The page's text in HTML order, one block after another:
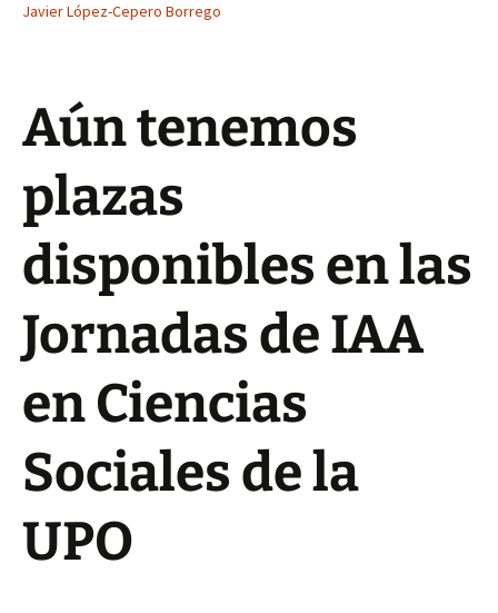
Javier López-Cepero Borrego
Aún tenemos
plazas
disponibles en las
Jornadas de IAA
en Ciencias
Sociales de la
UPO